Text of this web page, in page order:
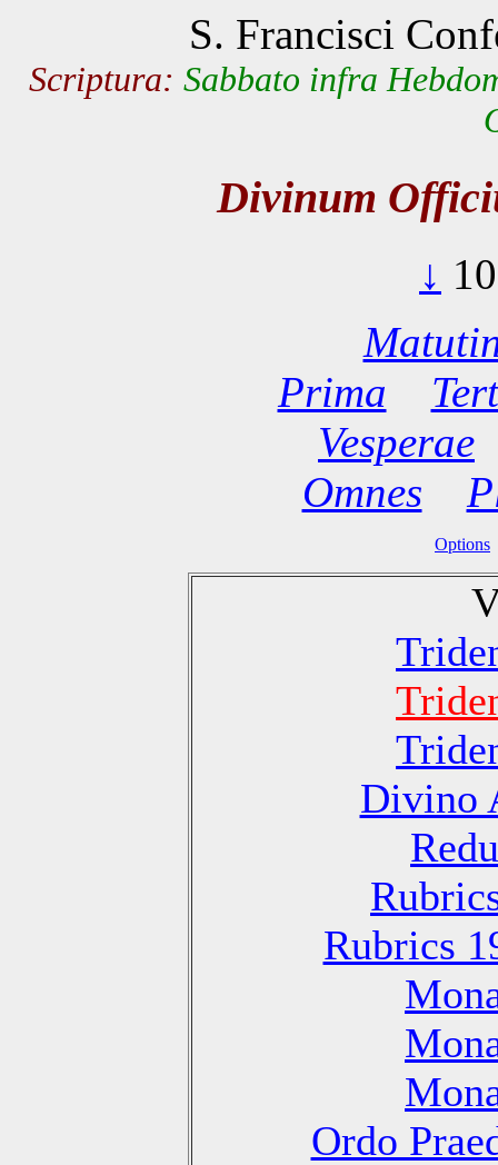
S. Francisci
Scriptura: Sabbato infra
Divinum
↓
Prima
Vesperae
Omnes
Options
Divino
Rubrics
Ordo